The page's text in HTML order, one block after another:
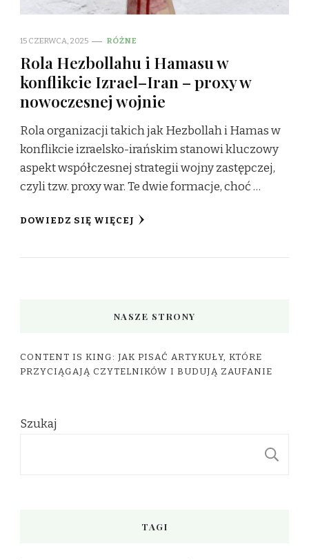
15 CZERWCA, 2025 RÓŻNE
Rola Hezbollahu i Hamasu w
konflikcie Izrael–Iran – proxy w
nowoczesnej wojnie
Rola organizacji takich jak Hezbollah i Hamas w
konflikcie izraelsko-irańskim stanowi kluczowy
aspekt współczesnej strategii wojny zastępczej,
czyli tzw. proxy war. Te dwie formacje, choć …
DOWIEDZ SIĘ WIĘCEJ
NASZE STRONY
CONTENT IS KING: JAK PISAĆ ARTYKUŁY, KTÓRE
PRZYCIĄGAJĄ CZYTELNIKÓW I BUDUJĄ ZAUFANIE
Szukaj
TAGI